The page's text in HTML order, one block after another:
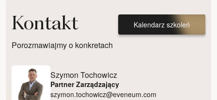
Kontakt
Porozmawiajmy o konkretach
Kalendarz szkoleń
Szymon Tochowicz
Partner Zarządzający
szymon.tochowicz@eveneum.com